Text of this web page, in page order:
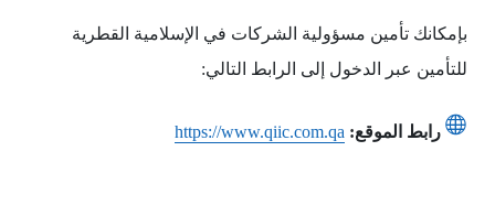
بإمكانك تأمين مسؤولية الشركات في الإسلامية القطرية
للتأمين عبر الدخول إلى الرابط التالي:
رابط الموقع: https://www.qiic.com.qa